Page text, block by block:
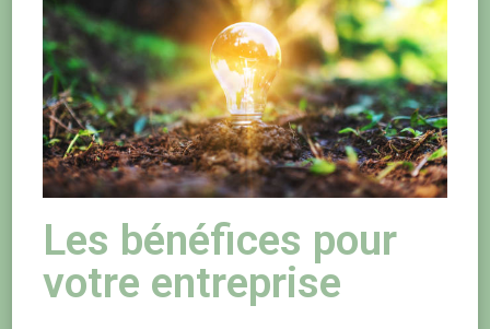
Les bénéfices pour
votre entreprise